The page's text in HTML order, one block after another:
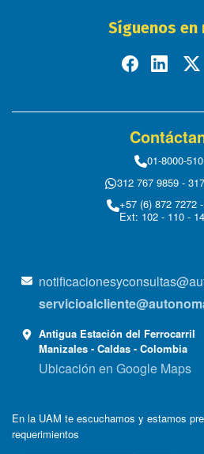
Síguenos en
01-8000-
312 767 9859 -
+57 (6) 872 7272
Ext: 102 - 110 -
Antigua Estación del Ferrocarril
Manizales - Caldas - Colombia
Ubicación en Google Maps
En la UAM te escuchamos y estamos
requerimientos